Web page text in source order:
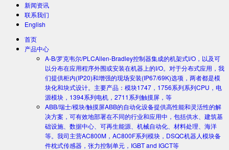
新闻资讯
联系我们
English
首页
产品中心
A-B/罗克韦尔/PLCAllen-Bradley控制器集成的机架式I/O，以及可
以分布在应用程序外围或安装在机器上的I/O。对于分布式应用，我
们提供柜内(IP20)和增强的现场安装(IP67/69K)选项，两者都是模
块化和块式设计。主要产品：模块1747，1756系列系列CPU，电
源模块，1394系列电机，2711系列触摸屏，等
ABB/瑞士/模块/触摸屏ABB的自动化设备提供高性能和灵活性的解
决方案，可有效地部署在不同的行业和应用中，包括供水、建筑基
础设施、数据中心、可再生能源、机械自动化、材料处理、海洋
等。我司主营AC800M，AC800F系列模块，DSQC机器人模块备
件枕式传感器，张力控制单元，IGBT and IGCT等